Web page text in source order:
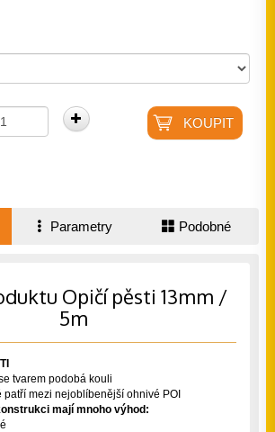
Parametry Podobné
Opičí pěsti 13mm /
5m
tvarem podobá kouli
patří mezi nejoblíbenější ohnivé POI
mají mnoho výhod: